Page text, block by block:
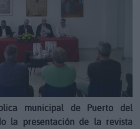
municipal de Puerto del
la presentación de la revista